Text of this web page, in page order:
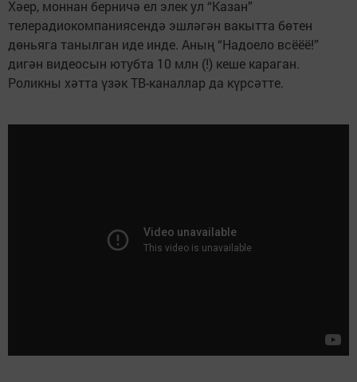
Хәер, моннан берничә ел элек ул “Казан”
телерадиокомпаниясендә эшләгән вакытта бөтен
дөньяга танылган иде инде. Аның “Надоело всёёё!”
дигән видеосын ютубта 10 млн (!) кеше караган.
Роликны хәтта үзәк ТВ-каналлар да күрсәтте.